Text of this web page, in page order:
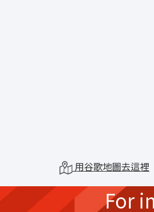
用谷歌地圖去這裡
For